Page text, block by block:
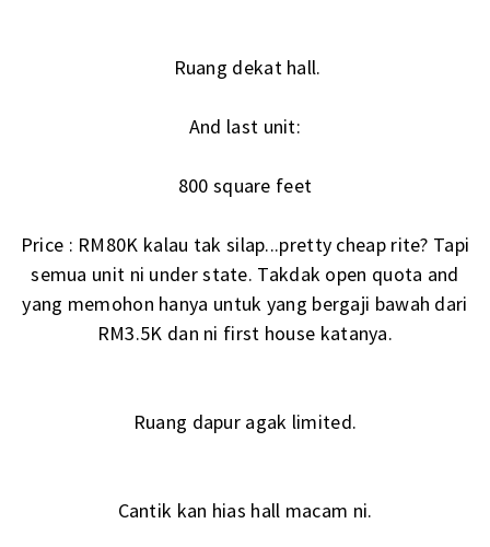
Ruang dekat hall.
And last unit:
800 square feet
Price : RM80K kalau tak silap...pretty cheap rite? Tapi
semua unit ni under state. Takdak open quota and
yang memohon hanya untuk yang bergaji bawah dari
RM3.5K dan ni first house katanya.
Ruang dapur agak limited.
Cantik kan hias hall macam ni.